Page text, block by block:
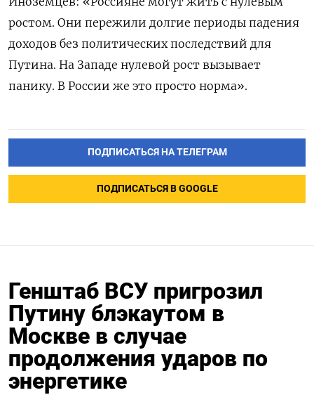
ростом. Они пережили долгие периоды падения
доходов без политических последствий для
Путина. На Западе нулевой рост вызывает
панику. В России же это просто норма».
ПОДПИСАТЬСЯ НА ТЕЛЕГРАМ
ПОДПИСАТЬСЯ В GOOGLE
Генштаб ВСУ пригрозил
Путину блэкаутом в
Москве в случае
продолжения ударов по
энергетике